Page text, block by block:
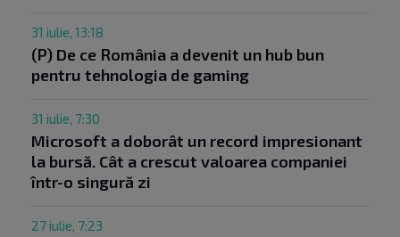
31 iulie, 13:18
(P) De ce România a devenit un hub bun
pentru tehnologia de gaming
31 iulie, 7:30
Microsoft a doborât un record impresionant
la bursă. Cât a crescut valoarea companiei
într-o singură zi
27 iulie, 7:23